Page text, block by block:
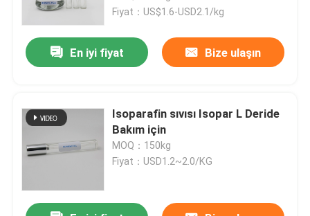
Fiyat：US$1.6-USD2.1/kg
En iyi fiyat Bize ulaşın
Isoparafin sıvısı Isopar L Deride
Bakım için
MOQ：150kg
Fiyat：USD1.2~2.0/KG